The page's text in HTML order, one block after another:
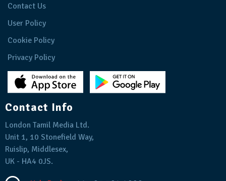
Contact Us
User Policy
Cookie Policy
Privacy Policy
Contact Info
London Tamil Media Ltd.
Unit 1, 10 Stonefield Way,
Ruislip, Middlesex,
UK - HA4 0JS.